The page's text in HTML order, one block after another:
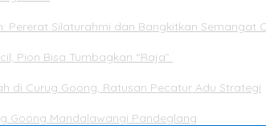
Pererat Silaturahmi dan Bangkitkan Semangat
Pion Bisa Tumbagkan “Raja”
di Curug Goong, Ratusan Pecatur Adu Strategi
Goong Mandalawangi Pandeglang